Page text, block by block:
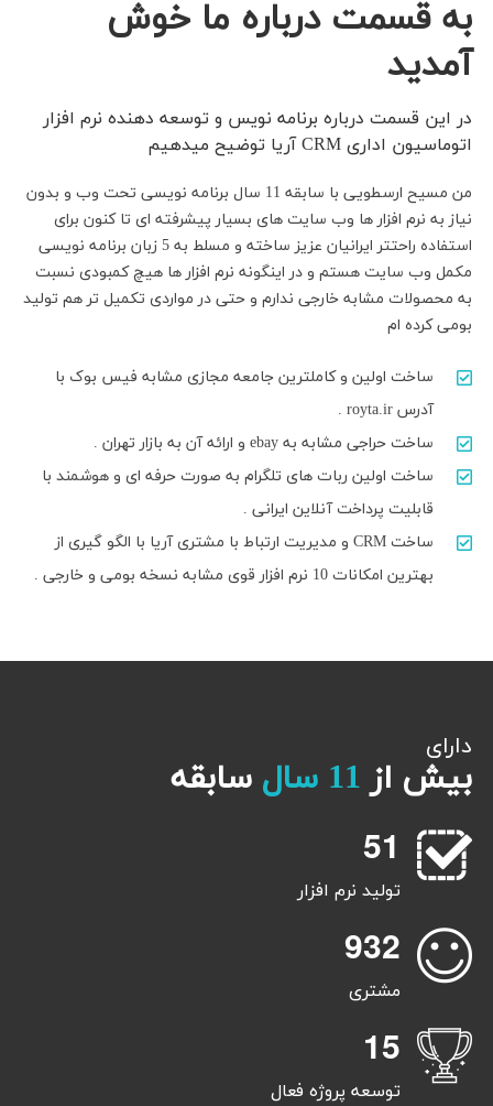
به قسمت درباره ما خوش
آمدید
در این قسمت درباره برنامه نویس و توسعه دهنده نرم افزار
اتوماسیون اداری CRM آریا توضیح میدهیم
من مسیح ارسطویی با سابقه 11 سال برنامه نویسی تحت وب و بدون
نیاز به نرم افزار ها وب سایت های بسیار پیشرفته ای تا کنون برای
استفاده راحتتر ایرانیان عزیز ساخته و مسلط به 5 زبان برنامه نویسی
مکمل وب سایت هستم و در اینگونه نرم افزار ها هیچ کمبودی نسبت
به محصولات مشابه خارجی ندارم و حتی در مواردی تکمیل تر هم تولید
بومی کرده ام
ساخت اولین و کاملترین جامعه مجازی مشابه فیس بوک با
آدرس royta.ir .
ساخت حراجی مشابه به ebay و ارائه آن به بازار تهران .
ساخت اولین ربات های تلگرام به صورت حرفه ای و هوشمند با
قابلیت پرداخت آنلاین ایرانی .
ساخت CRM و مدیریت ارتباط با مشتری آریا با الگو گیری از
بهترین امکانات 10 نرم افزار قوی مشابه نسخه بومی و خارجی .
دارای
بیش از11 سال
سابقه
1
5
تولید نرم افزار
2
3
9
مشتری
5
1
توسعه پروژه فعال